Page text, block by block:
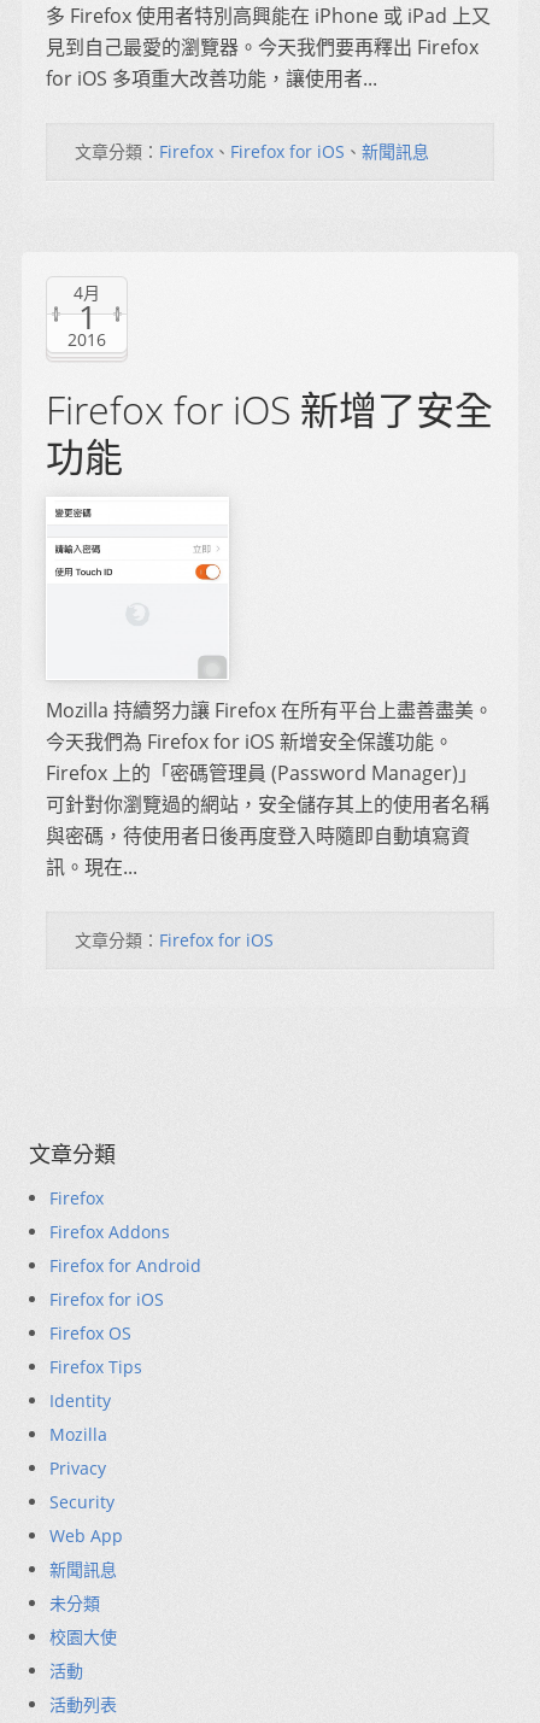
多 Firefox 使用者特別高興能在 iPhone 或 iPad 上又
見到自己最愛的瀏覽器。今天我們要再釋出 Firefox
for iOS 多項重大改善功能，讓使用者...
文章分類： Firefox 、 Firefox for iOS 、 新聞訊息
4月
1
2016
Firefox for iOS 新增了安全
功能
Mozilla 持續努力讓 Firefox 在所有平台上盡善盡美。
今天我們為 Firefox for iOS 新增安全保護功能。
Firefox 上的「密碼管理員 (Password Manager)」
可針對你瀏覽過的網站，安全儲存其上的使用者名稱
與密碼，待使用者日後再度登入時隨即自動填寫資
訊。現在...
文章分類： Firefox for iOS
文章分類
Firefox
Firefox Addons
Firefox for Android
Firefox for iOS
Firefox OS
Firefox Tips
Identity
Mozilla
Privacy
Security
Web App
新聞訊息
未分類
校園大使
活動
活動列表